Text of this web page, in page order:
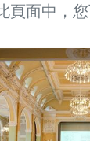
面中，